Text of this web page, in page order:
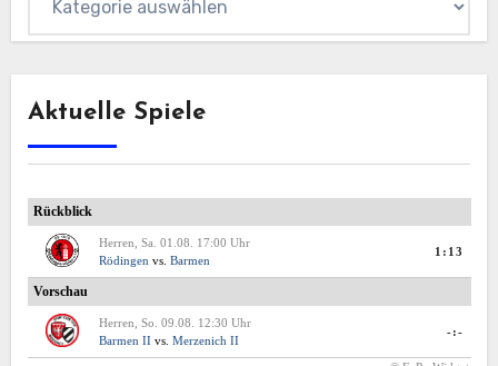
Aktuelle Spiele